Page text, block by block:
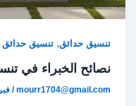
تنسيق حدائق,تنسيق حدائق
نصائح الخبراء في
mourr1704@gmail.com
/